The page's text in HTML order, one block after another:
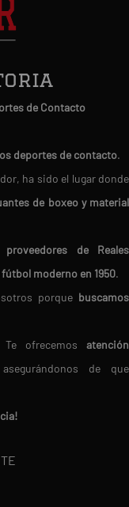
de Contacto
deportes de contacto.
ha sido el lugar donde
de boxeo y material
proveedores de Reales
moderno en 1950.
porque buscamos
ofrecemos atención
de que